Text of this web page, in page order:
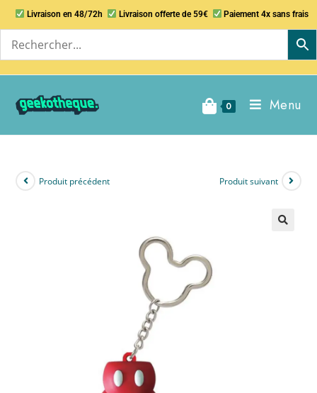
Livraison en 48/72h Livraison offerte de 59€ Paiement 4x sans frais
0 Menu
Produit précédent Produit suivant